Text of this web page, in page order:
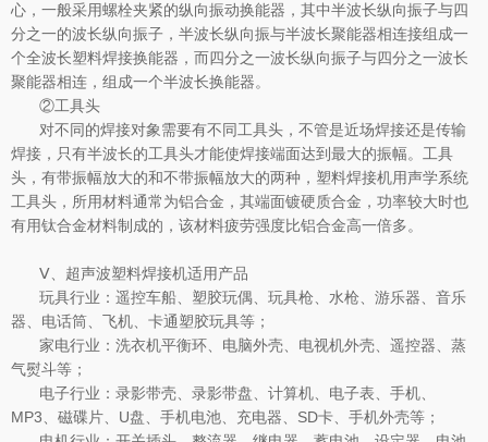
心，一般采用螺栓夹紧的纵向振动换能器，其中半波长纵向振子与四
分之一的波长纵向振子，半波长纵向振与半波长聚能器相连接组成一
个全波长塑料焊接换能器，而四分之一波长纵向振子与四分之一波长
聚能器相连，组成一个半波长换能器。
②工具头
对不同的焊接对象需要有不同工具头，不管是近场焊接还是传输
焊接，只有半波长的工具头才能使焊接端面达到最大的振幅。工具
头，有带振幅放大的和不带振幅放大的两种，塑料焊接机用声学系统
工具头，所用材料通常为铝合金，其端面镀硬质合金，功率较大时也
有用钛合金材料制成的，该材料疲劳强度比铝合金高一倍多。
Ⅴ、超声波塑料焊接机适用产品
玩具行业：遥控车船、塑胶玩偶、玩具枪、水枪、游乐器、音乐
器、电话筒、飞机、卡通塑胶玩具等；
家电行业：洗衣机平衡环、电脑外壳、电视机外壳、遥控器、蒸
气熨斗等；
电子行业：录影带壳、录影带盘、计算机、电子表、手机、
MP3、磁碟片、U盘、手机电池、充电器、SD卡、手机外壳等；